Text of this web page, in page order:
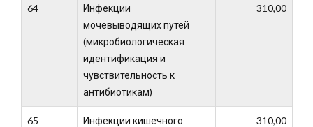
64
Инфекции
мочевыводящих путей
(микробиологическая
идентификация и
чувствительность к
антибиотикам)
310,00
65
Инфекции кишечного
310,00